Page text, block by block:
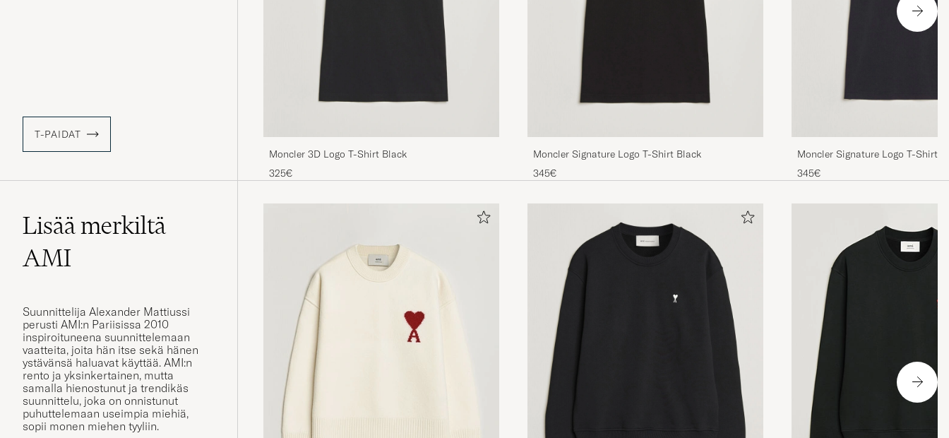
T-PAIDAT
Moncler 3D Logo T-Shirt Black
325€
Moncler Signature Logo T-Shirt Black
345€
Moncler Signature Logo T-Shirt
345€
Lisää merkiltä
AMI
Suunnittelija Alexander Mattiussi
perusti AMI:n Pariisissa 2010
inspiroituneena suunnittelemaan
vaatteita, joita hän itse sekä hänen
ystävänsä haluavat käyttää. AMI:n
rento ja yksinkertainen, mutta
samalla hienostunut ja trendikäs
suunnittelu, joka on onnistunut
puhuttelemaan useimpia miehiä,
sopii monen miehen tyyliin.